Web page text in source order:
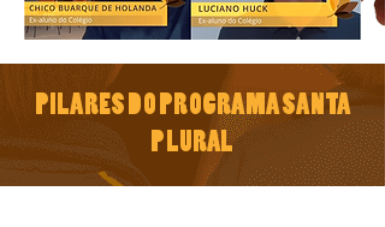
PILARES DO PROGRAMA SANTA
PLURAL